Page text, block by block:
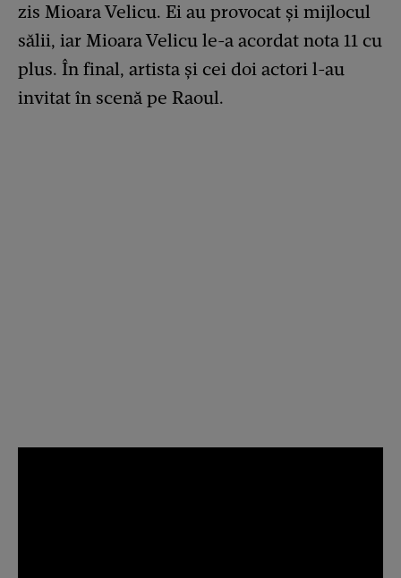
zis Mioara Velicu. Ei au provocat și mijlocul
sălii, iar Mioara Velicu le-a acordat nota 11 cu
plus. În final, artista și cei doi actori l-au
invitat în scenă pe Raoul.